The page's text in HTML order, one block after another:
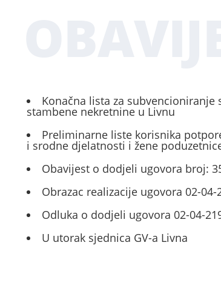
Konačna lista za subvencioniranje
stambene nekretnine u Livnu
Preliminarne liste korisnika
i srodne djelatnosti i žene
Obavijest o dodjeli ugovora broj:
Obrazac realizacije ugovora 02-04-
Odluka o dodjeli ugovora 02-04-
U utorak sjednica GV-a Livna